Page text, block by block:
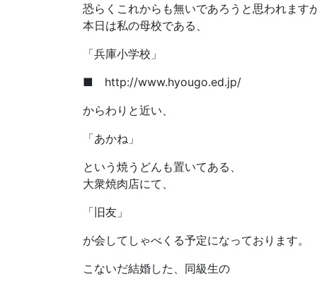
恐らくこれからも無いであろうと思われますが
本日は私の母校である、
「兵庫小学校」
■ http://www.hyougo.ed.jp/
からわりと近い、
「あかね」
という焼うどんも置いてある、
大衆焼肉店にて、
「旧友」
が会してしゃべくる予定になっております。
こないだ結婚した、同級生の